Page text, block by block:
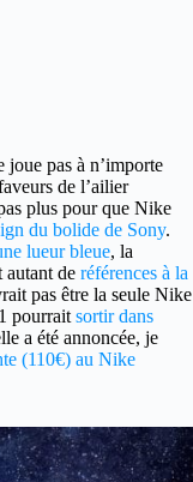
joue pas à n’importe
de l’ailier
plus pour que Nike
du bolide de Sony.
lueur bleue, la
autant de références à la
pas être la seule Nike
pourrait sortir dans
a été annoncée, je
(110€) au Nike